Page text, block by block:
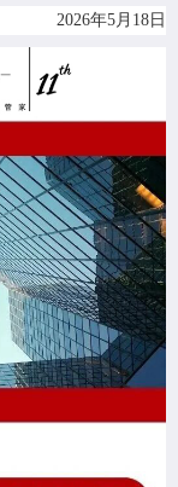
2026年5月18日